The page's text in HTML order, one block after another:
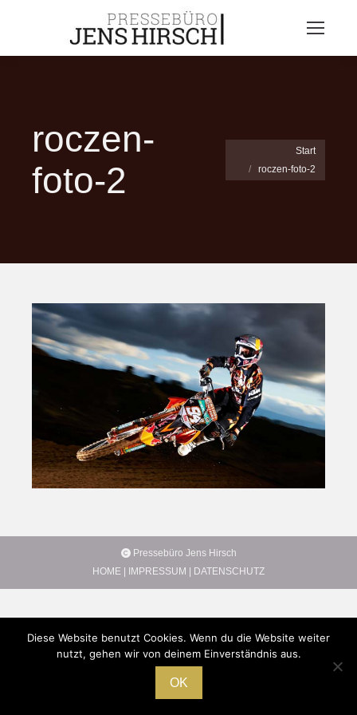
roczen-
foto-2
Sie befinden sich hier:
Start
roczen-foto-2
Pressebüro Jens Hirsch
HOME | IMPRESSUM | DATENSCHUTZ
Diese Website benutzt Cookies. Wenn du die Website weiter
nutzt, gehen wir von deinem Einverständnis aus.
OK